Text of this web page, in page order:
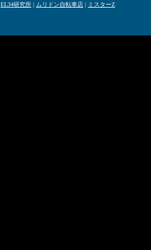
EL34研究所 | ムリドン自転車店 | ミスターZ